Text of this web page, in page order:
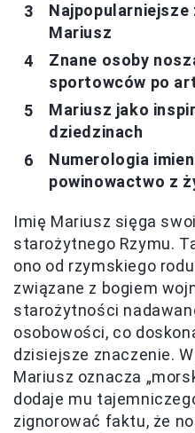
Najpopularniejsze
Mariusz
Znane osoby
sportowców po
Mariusz jako
dziedzinach
Numerologia
powinowactwo z
Imię Mariusz sięga
starożytnego Rzymu.
ono od rzymskiego rodu
związane z bogiem
starożytności
osobowości, co
dzisiejsze znaczenie.
Mariusz oznacza
dodaje mu
zignorować faktu, że